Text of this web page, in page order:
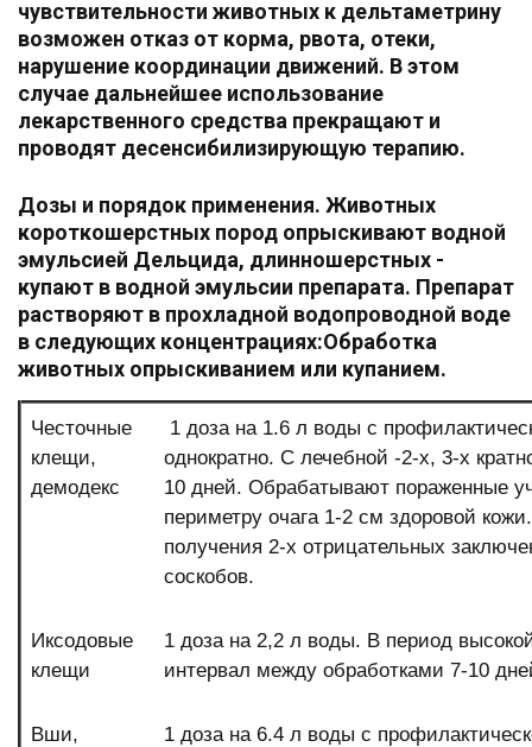
чувствительности животных к дельтаметрину
возможен отказ от корма, рвота, отеки,
нарушение координации движений. В этом
случае дальнейшее использование
лекарственного средства прекращают и
проводят десенсибилизирующую терапию.
Дозы и порядок применения. Животных
короткошерстных пород опрыскивают водной
эмульсией Дельцида, длинношерстных -
купают в водной эмульсии препарата. Препарат
растворяют в прохладной водопроводной воде
в следующих концентрациях:Обработка
животных опрыскиванием или купанием.
Честочные
клещи,
демодекс
1 доза на 1.6 л воды с
однократно. С лечебной -2-х, 3-х
10 дней. Обрабатывают пораженные
периметру очага 1-2 см здоровой
получения 2-х отрицательных
соскобов.
Иксодовые
клещи
1 доза на 2,2 л воды. В период
интервал между обработками 7-10
Вши,
1 доза на 6.4 л воды с